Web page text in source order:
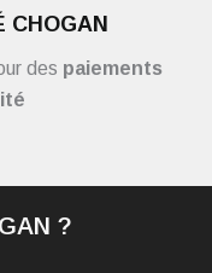
CHOGAN
des paiements
?